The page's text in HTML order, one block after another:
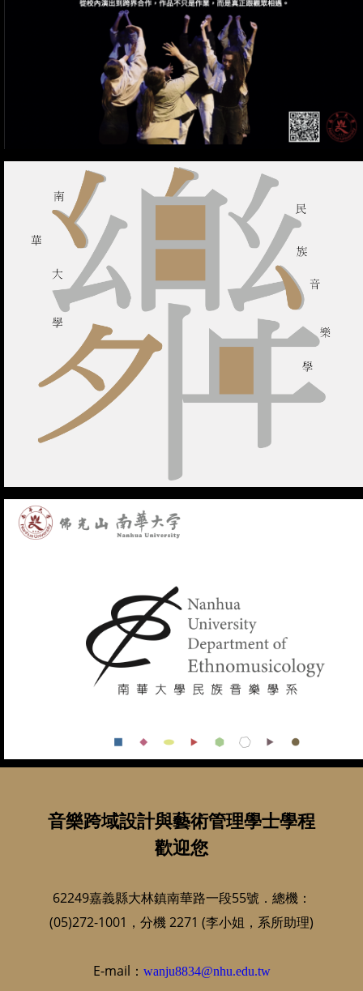
音樂跨域設計與藝術管理學士學程
歡迎您
62249嘉義縣大林鎮南華路一段55號．總機：
(05)272-1001，分機 2271 (李小姐，系所助理)
E-mail： wanju8834@nhu.edu.tw